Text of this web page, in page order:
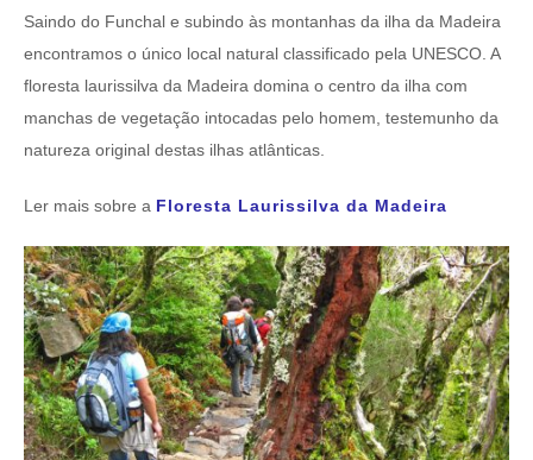
Saindo do Funchal e subindo às montanhas da ilha da Madeira
encontramos o único local natural classificado pela UNESCO. A
floresta laurissilva da Madeira domina o centro da ilha com
manchas de vegetação intocadas pelo homem, testemunho da
natureza original destas ilhas atlânticas.
Ler mais sobre a Floresta Laurissilva da Madeira